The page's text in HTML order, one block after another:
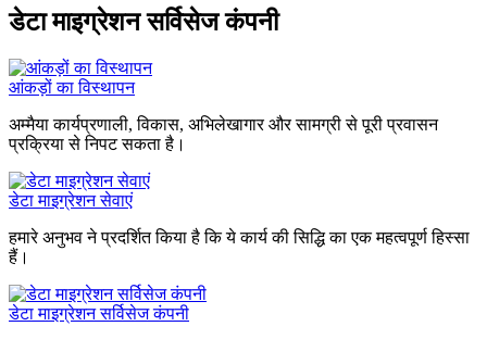
डेटा माइग्रेशन सर्विसेज कंपनी
आंकड़ों का विस्थापन
अम्मैया कार्यप्रणाली, विकास, अभिलेखागार और सामग्री से पूरी प्रवासन
प्रक्रिया से निपट सकता है।
डेटा माइग्रेशन सेवाएं
हमारे अनुभव ने प्रदर्शित किया है कि ये कार्य की सिद्धि का एक महत्वपूर्ण हिस्सा
हैं।
डेटा माइग्रेशन सर्विसेज कंपनी